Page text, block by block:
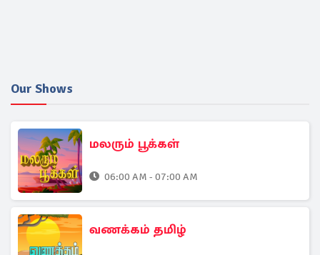
Our Shows
மலரும் பூக்கள்
06:00 AM - 07:00 AM
வணக்கம் தமிழ்